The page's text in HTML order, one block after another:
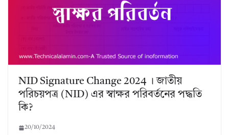
NID Signature Change 2024 । জাতীয়
পরিচয়পত্র (NID) এর স্বাক্ষর পরিবর্তনের পদ্ধতি
কি?
20/10/2024